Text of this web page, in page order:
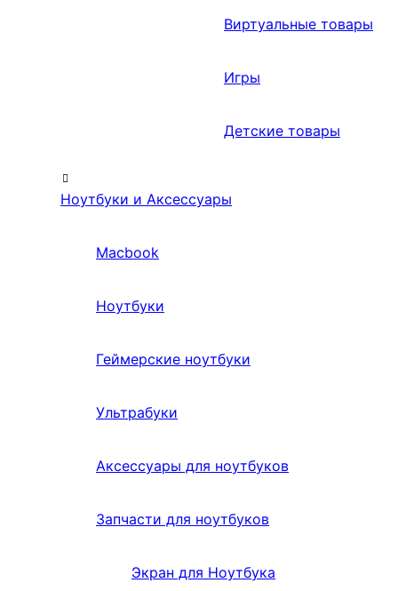
Виртуальные товары
Игры
Детские товары
Ноутбуки и Аксессуары
Macbook
Ноутбуки
Геймерские ноутбуки
Ультрабуки
Аксессуары для ноутбуков
Запчасти для ноутбуков
Экран для Ноутбука